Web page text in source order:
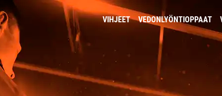
VIHJEET VEDONLYÖNTIOPPAAT